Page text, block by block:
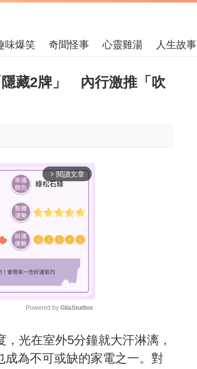
味爆笑 奇聞怪事 心靈雞湯 人生故事
隱藏2牌」 內行激推「吹
arrow_forward_ios 閱讀文章
M
t
Powered by GliaStudios
光在室外5分鐘就大汗淋漓，
為不可或缺的家電之一。對